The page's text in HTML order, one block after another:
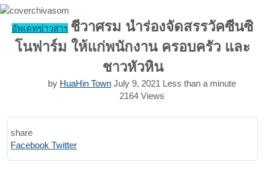
อัพเดทข่าวสาร ชีวาศรม นำร่องจัดสรรวัคซีนซิ
โนฟาร์ม ให้แก่พนักงาน ครอบครัว และ
ชาวหัวหิน
by HuaHin Town July 9, 2021 Less than a minute
2164 Views
share
Facebook TwitterPrint
Share